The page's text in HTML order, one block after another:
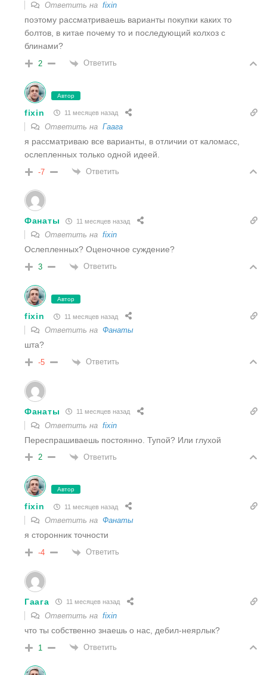
Ответить на fixin
поэтому рассматриваешь варианты покупки каких то
болтов, в китае почему то и последующий колхоз с
блинами?
2 Ответить
Автор
fixin 11 месяцев назад
Ответить на Гаага
я рассматриваю все варианты, в отличии от каломасс,
ослепленных только одной идеей.
-7 Ответить
Фанаты 11 месяцев назад
Ответить на fixin
Ослепленных? Оценочное суждение?
3 Ответить
Автор
fixin 11 месяцев назад
Ответить на Фанаты
шта?
-5 Ответить
Фанаты 11 месяцев назад
Ответить на fixin
Переспрашиваешь постоянно. Тупой? Или глухой
2 Ответить
Автор
fixin 11 месяцев назад
Ответить на Фанаты
я сторонник точности
-4 Ответить
Гаага 11 месяцев назад
Ответить на fixin
что ты собственно знаешь о нас, дебил-неярлык?
1 Ответить